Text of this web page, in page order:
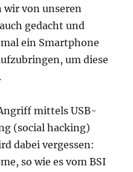
wir von unseren
gedacht und
ein Smartphone
um diese
mittels USB-
(social hacking)
dabei vergessen:
so wie es vom BSI